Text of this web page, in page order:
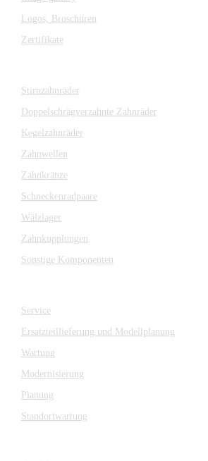
Logos, Broschüren
Zertifikate
Stirnzahnräder
Doppelschrägverzahnte Zahnräder
Kegelzahnräder
Zahnwellen
Zahnkränze
Schneckenradpaare
Wälzlager
Zahnkupplungen
Sonstige Komponenten
Service
Ersatzteillieferung und Modellplanung
Wartung
Modernisierung
Planung
Standortwartung